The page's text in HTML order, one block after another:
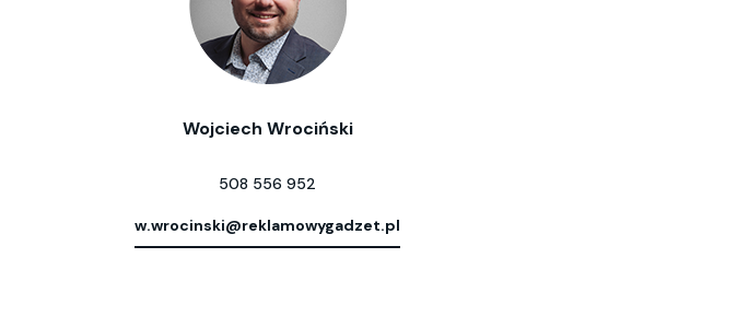
Wojciech Wrociński
508 556 952
w.wrocinski@reklamowygadzet.pl